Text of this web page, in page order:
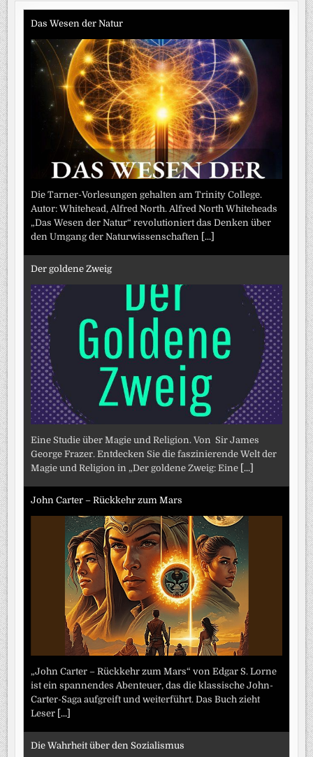
Das Wesen der Natur
Die Tarner-Vorlesungen gehalten am Trinity College.
Autor: Whitehead, Alfred North. Alfred North Whiteheads
„Das Wesen der Natur“ revolutioniert das Denken über
den Umgang der Naturwissenschaften
[...]
Der goldene Zweig
Eine Studie über Magie und Religion. Von Sir James
George Frazer. Entdecken Sie die faszinierende Welt der
Magie und Religion in „Der goldene Zweig: Eine [...]
John Carter – Rückkehr zum Mars
„John Carter – Rückkehr zum Mars“ von Edgar S. Lorne
ist ein spannendes Abenteuer, das die klassische John-
Carter-Saga aufgreift und weiterführt. Das Buch zieht
Leser [...]
Die Wahrheit über den Sozialismus